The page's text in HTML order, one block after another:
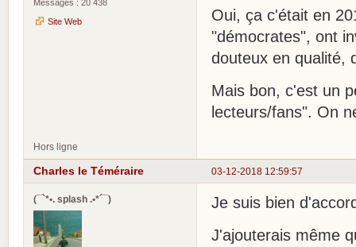
Messages : 20 438
Site Web
Oui, ça c'était en
"démocrates", ont
douteux en qualité,
Mais bon, c'est un
lecteurs/fans". On
Hors ligne
03-12-2018 12:59:57
Charles le Téméraire
(¯`*•. splash .•*´¯)
Je suis bien
J'ajouterais même